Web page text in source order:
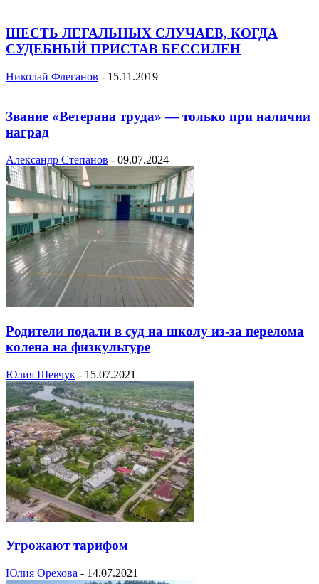
ШЕСТЬ ЛЕГАЛЬНЫХ СЛУЧАЕВ, КОГДА
СУДЕБНЫЙ ПРИСТАВ БЕССИЛЕН
Николай Флеганов - 15.11.2019
Звание «Ветерана труда» — только при наличии
наград
Александр Степанов - 09.07.2024
Родители подали в суд на школу из-за перелома
колена на физкультуре
Юлия Шевчук - 15.07.2021
Угрожают тарифом
Юлия Орехова - 14.07.2021